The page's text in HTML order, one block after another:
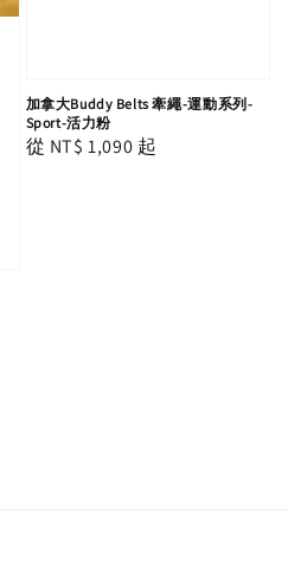
加拿大Buddy Belts 牽繩-運動系列-
Sport-活力粉
Regular
從 NT$ 1,090 起